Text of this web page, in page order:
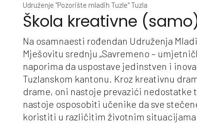
Udruženje "Pozorište mladih Tuzle" Tuzla
Škola kreativne
Na osamnaesti rođendan Udruženja
Mješovitu srednju „Savremeno –
naporima da uspostave jedinstven i
Tuzlanskom kantonu. Kroz kreativnu
drame, oni nastoje prevazići nedostatke
nastoje osposobiti učenike da sve
koristiti u različitim životnim situacijama